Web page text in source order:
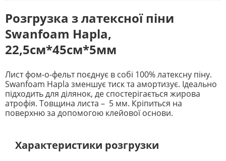
Розгрузка з латексної піни
Swanfoam Hapla,
22,5см*45см*5мм
Лист фом-о-фельт поєднує в собі 100% латексну піну.
Swanfoam Hapla зменшує тиск та амортизує. Ідеально
підходить для ділянок, де спостерігається жирова
атрофія. Товщина листа – 5 мм. Кріпиться на
поверхню за допомогою клейової основи.
⠀ Характеристики розгрузки